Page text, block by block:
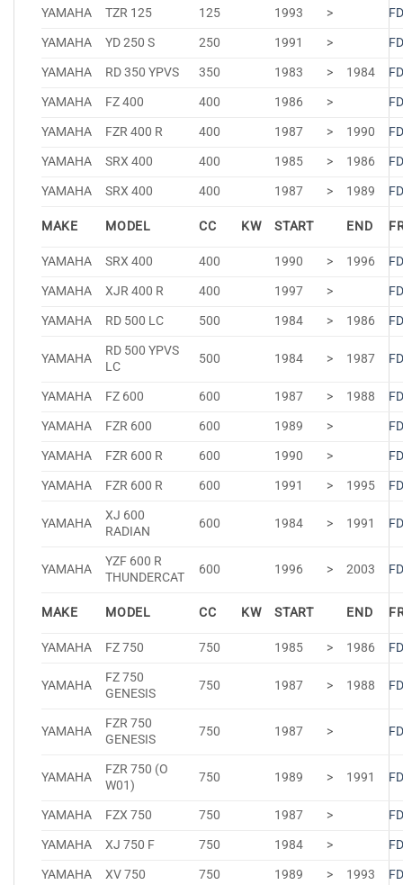
YAMAHA
TZR 125 125 1993 >
YAMAHA
YD 250 S 250 1991 >
YAMAHA
RD 350 YPVS 350 1983 > 1984
YAMAHA
FZ 400 400 1986 >
YAMAHA
FZR 400 R 400 1987 > 1990
YAMAHA
SRX 400 400 1985 > 1986
YAMAHA
SRX 400 400 1987 > 1989
MAKE MODEL CC KW START END
YAMAHA SRX 400 400 1990 > 1996
YAMAHA
XJR 400 R 400 1997 >
YAMAHA
RD 500 LC 500 1984 > 1986
YAMAHA
RD 500 YPVS
LC
500 1984 > 1987
YAMAHA FZ 600 600 1987 > 1988
YAMAHA
FZR 600 600 1989 >
YAMAHA
FZR 600 R 600 1990 >
YAMAHA
FZR 600 R 600 1991 > 1995
YAMAHA
XJ 600
RADIAN
600 1984 > 1991
YAMAHA
YZF 600 R
THUNDERCAT
600 1996 > 2003
MAKE MODEL CC KW START END
YAMAHA FZ 750 750 1985 > 1986
YAMAHA
FZ 750
GENESIS
750 1987 > 1988
YAMAHA
FZR 750
GENESIS
750 1987 >
YAMAHA
FZR 750 (O
W01)
750 1989 > 1991
YAMAHA FZX 750 750 1987 >
YAMAHA
XJ 750 F 750 1984 >
YAMAHA
XV 750 750 1989 > 1993